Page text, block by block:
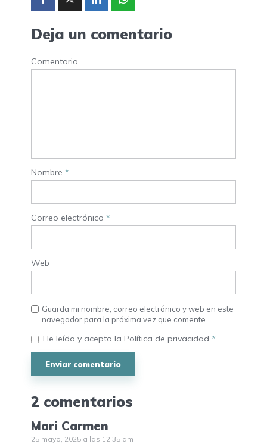
Deja un comentario
Comentario
Nombre *
Correo electrónico *
Web
Guarda mi nombre, correo electrónico y web en este
navegador para la próxima vez que comente.
He leído y acepto la Política de privacidad *
2 comentarios
Mari Carmen
25 mayo, 2025 a las 12:35 am